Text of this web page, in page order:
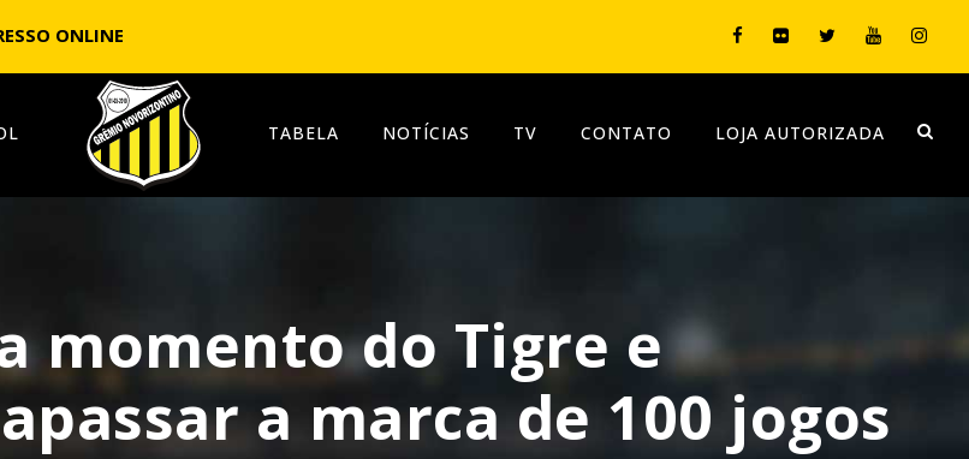
ONLINE
TABELA NOTÍCIAS TV CONTATO LOJA AUTORIZADA
momento do Tigre e
a marca de 100 jogos